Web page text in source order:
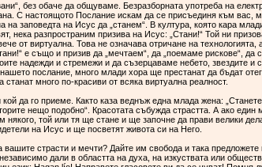
без обаче да общуваме. Безразборната употреба на
С настоящото Послание искам да се присъединя към вас,
на заповедта на Исус да „станем“. В култура, която кара
нека разпространим призива на Исус: „Стани!“ Той ни
от виртуална. Това не означава отричане на технологията,
е също и призив да „мечтаем“, да „поемаме рискове“, да
надежди и стремежи и да съзерцаваме небето, звездите и
послание, много млади хора ще престанат да бъдат
много по-красиви от всяка виртуална реалност.
да го приеме. Както каза веднъж една млада жена:
нещо подобно“. Красотата събужда страстта. А ако
той или тя ще стане и ще започне да прави велики
на Исус и ще посветят живота си на Него.
страсти и мечти? Дайте им свобода и така предложете
дали в областта на духа, на изкуствата или